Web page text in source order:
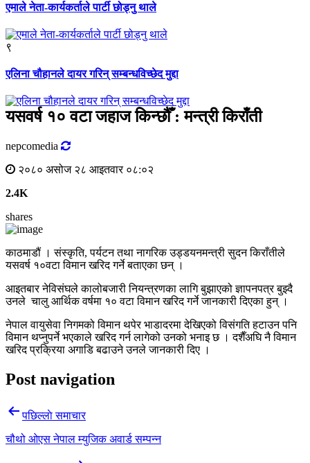
एमाले नेता-कार्यकर्ताले पार्टी छोड्नु थाले
९
एलिना चौहानले दायर गरिन् सम्बन्धविच्छेद मुद्दा
यसवर्ष १० वटा जहाज किन्छौँ : मन्त्री किराँती
nepcomedia
२०८० असोज २८ आइतवार ०८:०२
2.4K
shares
काठमाडौं । संस्कृति, पर्यटन तथा नागरिक उड्डयनमन्त्री सुदन किराँतीले
यसवर्ष १०वटा विमान खरिद गर्ने बताएका छन् ।
आइतबार नेविसंघले कालोबजारी नियन्त्रणका लागि बुझाएको ज्ञापनपत्र बुझ्दै
उनले चालु आर्थिक वर्षमा १० वटा विमान खरिद गर्ने जानकारी दिएका हुन् ।
नेपाल वायुसेवा निगमको विमान थपेर भाडादरमा देखिएको विसंगति हटाउन पनि
विमान थप्नुपर्ने भएकाले खरिद गर्न लागेको उनको भनाइ छ । दशैँअघि नै विमान
खरिद प्रक्रिया अगाडि बढाउने उनले जानकारी दिए ।
Post navigation
पछिल्लाे समाचार
चौथो ओएस नेपाल म्युजिक अवार्ड सम्पन्न